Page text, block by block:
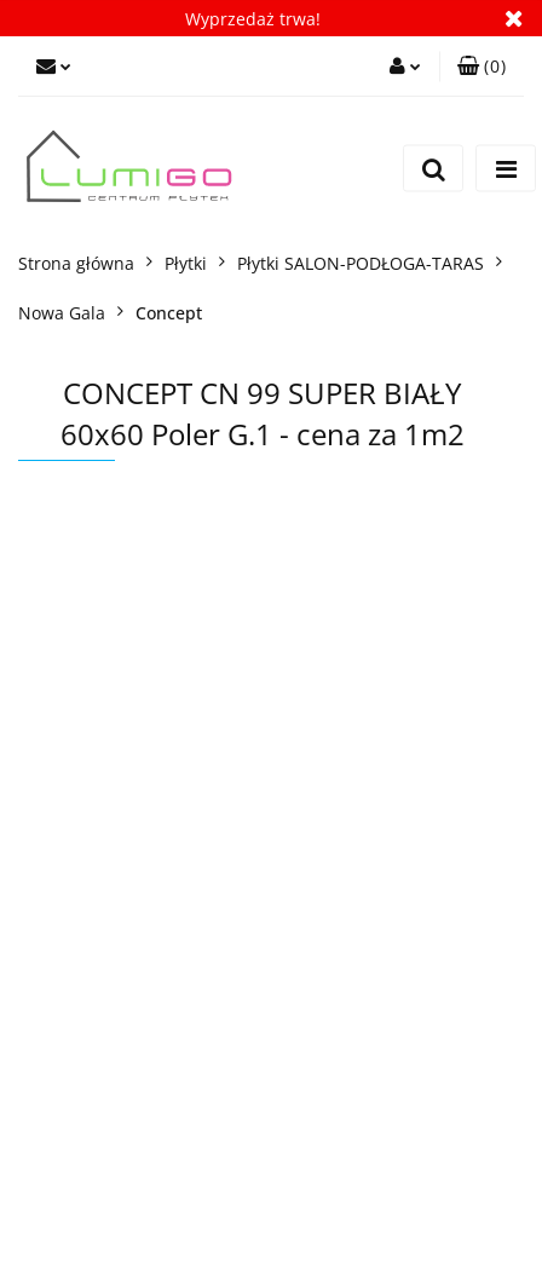
Wyprzedaż trwa!
(0)
Strona główna Płytki Płytki SALON-PODŁOGA-TARAS
Nowa Gala Concept
CONCEPT CN 99 SUPER BIAŁY
60x60 Poler G.1 - cena za 1m2